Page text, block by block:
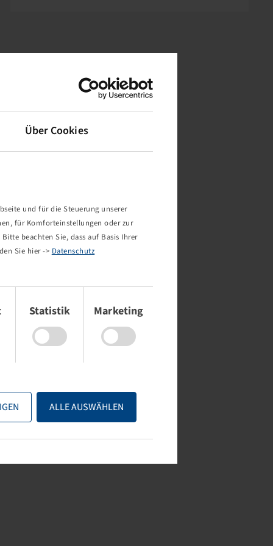
Über Cookies
und für die Steuerung unserer
für Komforteinstellungen oder zur
beachten Sie, dass auf Basis Ihrer
Sie hier -> Datenschutz
Statistik Marketing
ALLE AUSWÄHLEN